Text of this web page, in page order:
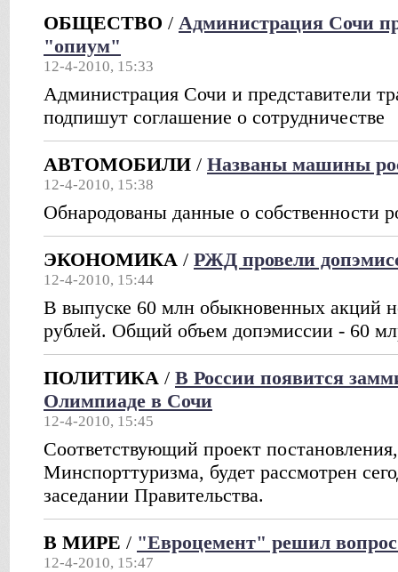
ОБЩЕСТВО / Администрация Сочи
"опиум"
12-4-2010, 15:33
Администрация Сочи и представители
подпишут соглашение о сотрудничестве
АВТОМОБИЛИ / Названы машины
12-4-2010, 15:38
Обнародованы данные о собственности
ЭКОНОМИКА / РЖД провели
12-4-2010, 15:44
В выпуске 60 млн обыкновенных акций
рублей. Общий объем допэмиссии - 60
ПОЛИТИКА / В России появится
Олимпиаде в Сочи
12-4-2010, 15:45
Соответствующий проект
Минспорттуризма, будет рассмотрен
заседании Правительства.
В МИРЕ / "Евроцемент" решил вопрос
12-4-2010, 15:47